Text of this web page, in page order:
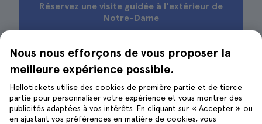
Réservez une visite guidée à l'extérieur de
Notre-Dame
Que faire aux alentours de Notre-
Dame
Nous nous efforçons de vous proposer la
meilleure expérience possible.
Hellotickets utilise des cookies de première partie et de tierce
partie pour personnaliser votre expérience et vous montrer des
publicités adaptées à vos intérêts. En cliquant sur « Accepter » ou
en ajustant vos préférences en matière de cookies, vous